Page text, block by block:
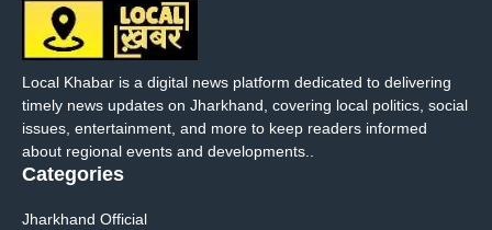
Local Khabar is a digital news platform dedicated to delivering
timely news updates on Jharkhand, covering local politics, social
issues, entertainment, and more to keep readers informed
about regional events and developments..
Categories
Jharkhand Official